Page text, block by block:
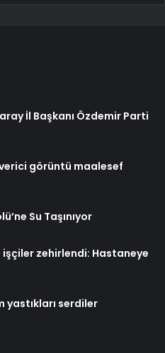
İl Başkanı Özdemir Parti
görüntü maalesef
Su Taşınıyor
işçiler zehirlendi: Hastaneye
yastıkları serdiler